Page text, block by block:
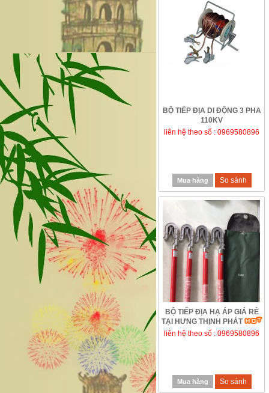
BỘ TIẾP ĐỊA DI ĐỘNG 3 PHA
110KV
liên hệ theo số : 0969580896
Mua hàng So sánh
BỘ TIẾP ĐỊA HẠ ÁP GIÁ RẺ
TẠI HƯNG THỊNH PHÁT
liên hệ theo số : 0969580896
Mua hàng So sánh